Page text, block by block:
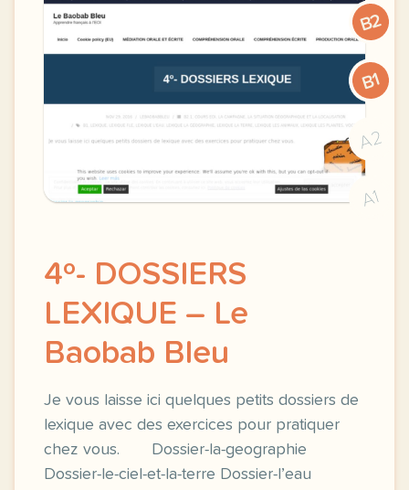
B2
B1
A2
A1
4º- DOSSIERS
LEXIQUE – Le
Baobab Bleu
Je vous laisse ici quelques petits dossiers de
lexique avec des exercices pour pratiquer
chez vous. Dossier-la-geographie
Dossier-le-ciel-et-la-terre Dossier-l’eau